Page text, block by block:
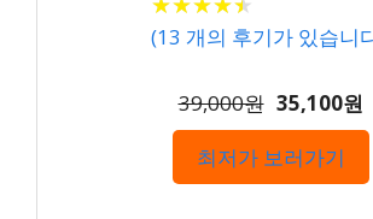
(13 개의 후기가 있습니
39,000원 35,100원
최저가 보러가기